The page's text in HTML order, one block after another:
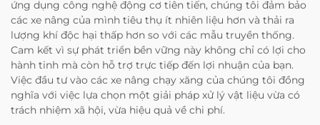
ứng dụng công nghệ động cơ tiên tiến, chúng tôi đảm bảo
các xe nâng của mình tiêu thụ ít nhiên liệu hơn và thải ra
lượng khí độc hại thấp hơn so với các mẫu truyền thống.
Cam kết vì sự phát triển bền vững này không chỉ có lợi cho
hành tinh mà còn hỗ trợ trực tiếp đến lợi nhuận của bạn.
Việc đầu tư vào các xe nâng chạy xăng của chúng tôi đồng
nghĩa với việc lựa chọn một giải pháp xử lý vật liệu vừa có
trách nhiệm xã hội, vừa hiệu quả về chi phí.